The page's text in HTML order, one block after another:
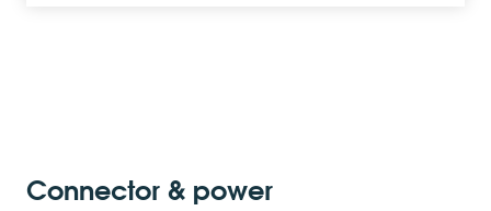
Connector & power